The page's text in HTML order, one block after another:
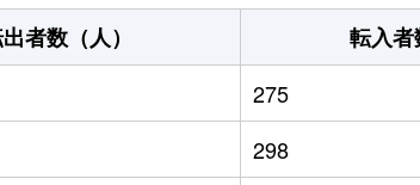
者数（人） 転入者
275
298